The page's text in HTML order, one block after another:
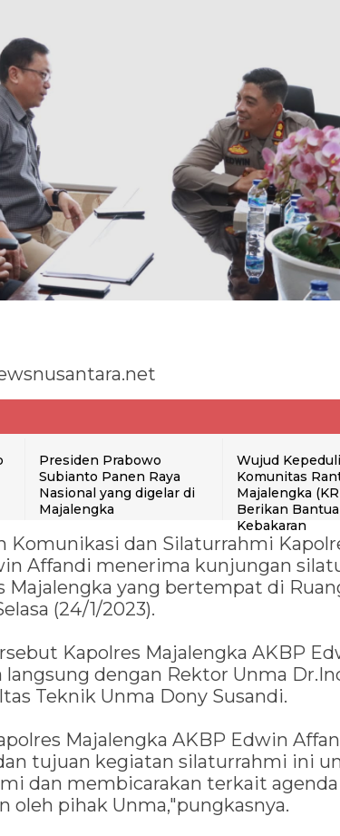
Presiden Prabowo
Subianto Panen Raya
Nasional yang digelar di
Majalengka
Wujud
Komunitas
Majalengka
Berikan
Kebakaran
Komunikasi dan Silaturrahmi
Affandi menerima kunjungan
Majalengka yang bertempat di
(24/1/2023).
Kapolres Majalengka AKBP
dengan Rektor Unma
Teknik Unma Dony Susandi.
Majalengka AKBP Edwin
tujuan kegiatan silaturrahmi ini
dan membicarakan terkait
oleh pihak Unma,"pungkasnya.